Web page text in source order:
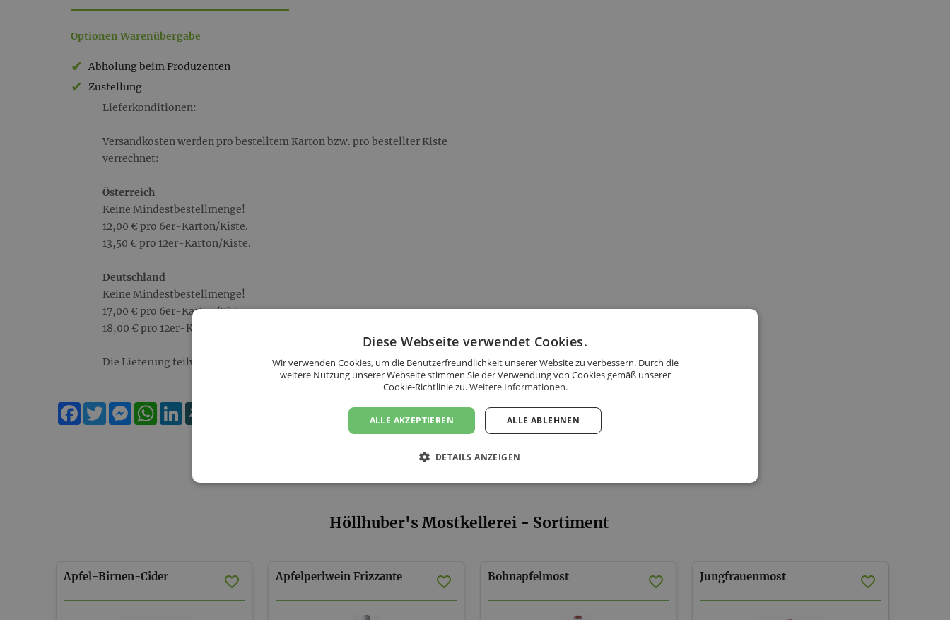
Warenübergabe
&
Lieferkonditionen
Optionen Warenübergabe
Abholung beim Produzenten
Zustellung
Lieferkonditionen:
Versandkosten werden pro bestelltem Karton bzw. pro bestellter Kiste
verrechnet:
Österreich
Keine Mindestbestellmenge!
12,00 € pro 6er-Karton/Kiste.
13,50 € pro 12er-Karton/Kiste.
Deutschland
Keine Mindestbestellmenge!
17,00 € pro 6er-Karton/Kiste.
18,00 € pro 12er-Karton/Kiste.
Die Lieferung teilweise befüllter Kartons ist ebenfalls möglich.
Facebook
TwitterMessenger
WhatsAppLinkedIn
Höllhuber's Mostkellerei - Sortiment
Apfel-Birnen-Cider Apfelperlwein Frizzante Bohnapfelmost Jungfrauenmost
Diese Webseite verwendet Cookies.
Wir verwenden Cookies, um die Benutzerfreundlichkeit unserer Website zu verbessern. Durch die
weitere Nutzung unserer Webseite stimmen Sie der Verwendung von Cookies gemäß unserer
Cookie-Richtlinie zu.Weitere Informationen.
ALLE AKZEPTIEREN ALLE ABLEHNEN
DETAILS ANZEIGEN